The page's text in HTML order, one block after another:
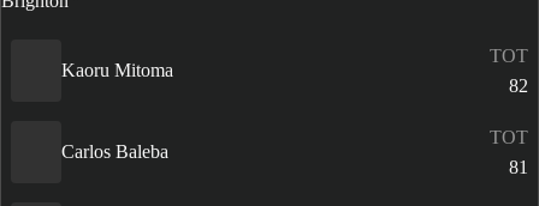
Kaoru Mitoma
TOT
82
Carlos Baleba
TOT
81